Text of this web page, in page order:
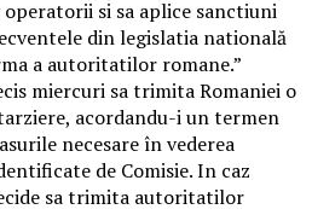
si sa aplice sanctiuni
din legislatia natională
a autoritatilor romane.”
miercuri sa trimita Romaniei o
acordandu-i un termen
necesare în vederea
de Comisie. In caz
sa trimita autoritatilor